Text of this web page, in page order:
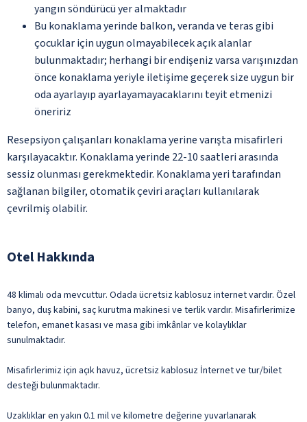
yangın söndürücü yer almaktadır
Bu konaklama yerinde balkon, veranda ve teras gibi
çocuklar için uygun olmayabilecek açık alanlar
bulunmaktadır; herhangi bir endişeniz varsa varışınızdan
önce konaklama yeriyle iletişime geçerek size uygun bir
oda ayarlayıp ayarlayamayacaklarını teyit etmenizi
öneririz
Resepsiyon çalışanları konaklama yerine varışta misafirleri
karşılayacaktır. Konaklama yerinde 22-10 saatleri arasında
sessiz olunması gerekmektedir. Konaklama yeri tarafından
sağlanan bilgiler, otomatik çeviri araçları kullanılarak
çevrilmiş olabilir.
Otel Hakkında
48 klimalı oda mevcuttur. Odada ücretsiz kablosuz internet vardır. Özel
banyo, duş kabini, saç kurutma makinesi ve terlik vardır. Misafirlerimize
telefon, emanet kasası ve masa gibi imkânlar ve kolaylıklar
sunulmaktadır.
Misafirlerimiz için açık havuz, ücretsiz kablosuz İnternet ve tur/bilet
desteği bulunmaktadır.
Uzaklıklar en yakın 0.1 mil ve kilometre değerine yuvarlanarak